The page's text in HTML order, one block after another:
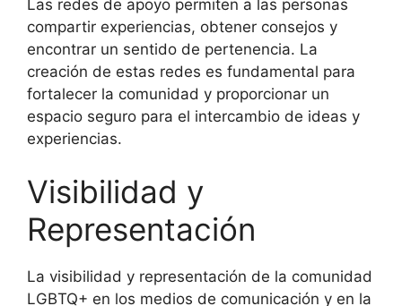
Las redes de apoyo permiten a las personas
compartir experiencias, obtener consejos y
encontrar un sentido de pertenencia. La
creación de estas redes es fundamental para
fortalecer la comunidad y proporcionar un
espacio seguro para el intercambio de ideas y
experiencias.
Visibilidad y
Representación
La visibilidad y representación de la comunidad
LGBTQ+ en los medios de comunicación y en la